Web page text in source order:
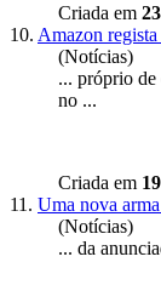
Criada em
10. Amazon
(Notícias)
... próprio de
no ...
Criada em
11. Uma nova
(Notícias)
... da